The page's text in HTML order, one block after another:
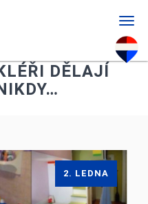
DĚLAJÍ
2. LEDNA